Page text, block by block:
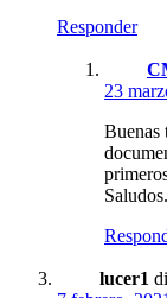
Responder
23
Buenas
Saludos.
lucer1